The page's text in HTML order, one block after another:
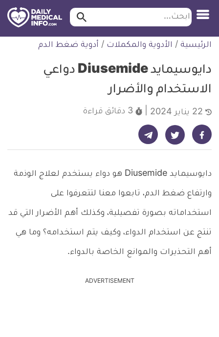
التخطي
للمحتوى
طبية
ابحث ابحث…
الرئيسية / الأدوية والمكملات / أدوية ضغط الدم
دايوسيمايد Diusemide دواعي
الاستخدام والأضرار
3 دقائق قراءة
شارك على فيسبوك - ديلي ميديكال انفو شارك على تويتر - ديلي ميديكال انفو شارك على تيليجرام - ديلي ميديكال انفو
دايوسيمايد Diusemide هو دواء يستخدم لعلاج الوذمة
وارتفاع ضغط الدم، تابعوا معنا لتتعرفوا على
استخداماته بصورة تفصيلية، وكذلك أهم الأضرار التي قد
تنتج عن استخدام الدواء، وكيف يتم استخدامه؟ وما هي
أهم التحذيرات والموانع الخاصة بالدواء.
ADVERTISEMENT